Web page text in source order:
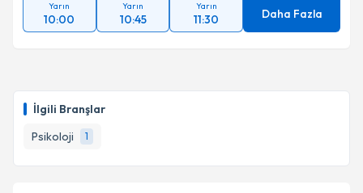
İlgili Branşlar
Psikoloji
1
Yarın
10:00
Yarın
10:45
Yarın
11:30 Daha Fazla